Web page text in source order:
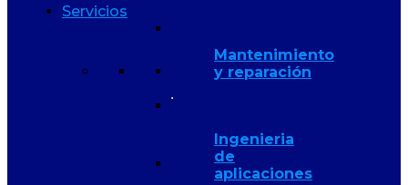
Servicios
Mantenimiento
y reparación
Ingenieria
de
aplicaciones